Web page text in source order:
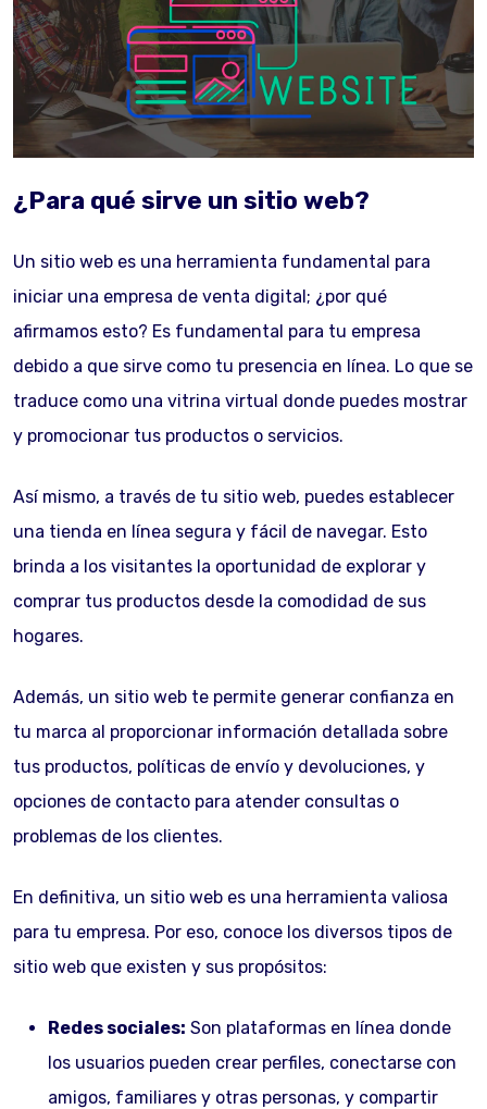
¿Para qué sirve un sitio web?
Un sitio web es una herramienta fundamental para
iniciar una empresa de venta digital; ¿por qué
afirmamos esto? Es fundamental para tu empresa
debido a que sirve como tu presencia en línea. Lo que se
traduce como una vitrina virtual donde puedes mostrar
y promocionar tus productos o servicios.
Así mismo, a través de tu sitio web, puedes establecer
una tienda en línea segura y fácil de navegar. Esto
brinda a los visitantes la oportunidad de explorar y
comprar tus productos desde la comodidad de sus
hogares.
Además, un sitio web te permite generar confianza en
tu marca al proporcionar información detallada sobre
tus productos, políticas de envío y devoluciones, y
opciones de contacto para atender consultas o
problemas de los clientes.
En definitiva, un sitio web es una herramienta valiosa
para tu empresa. Por eso, conoce los diversos tipos de
sitio web que existen y sus propósitos:
Redes sociales: Son plataformas en línea donde
los usuarios pueden crear perfiles, conectarse con
amigos, familiares y otras personas, y compartir